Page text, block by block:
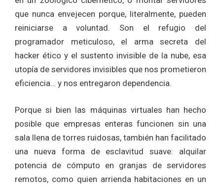
que nunca envejecen porque, literalmente, pueden
reiniciarse a voluntad. Son el refugio del
programador meticuloso, el arma secreta del
hacker ético y el sustento invisible de la nube, esa
utopía de servidores invisibles que nos prometieron
eficiencia… y nos entregaron dependencia.
Porque si bien las máquinas virtuales han hecho
posible que empresas enteras funcionen sin una
sala llena de torres ruidosas, también han facilitado
una nueva forma de esclavitud suave: alquilar
potencia de cómputo en granjas de servidores
remotos, como quien arrienda habitaciones en un